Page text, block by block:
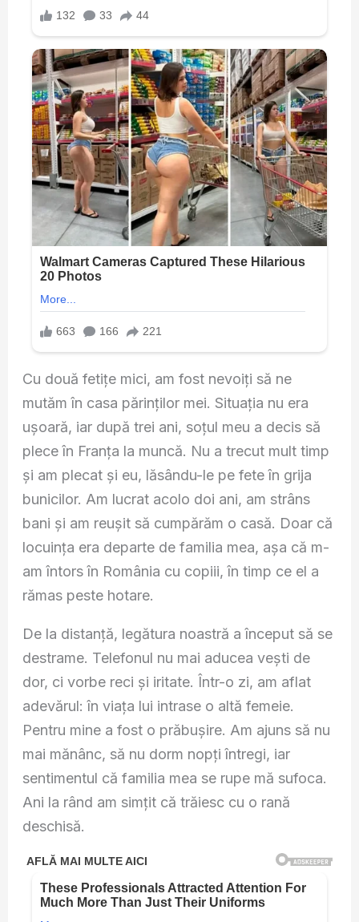
Cu două fetițe mici, am fost nevoiți să ne
mutăm în casa părinților mei. Situația nu era
ușoară, iar după trei ani, soțul meu a decis să
plece în Franța la muncă. Nu a trecut mult timp
și am plecat și eu, lăsându-le pe fete în grija
bunicilor. Am lucrat acolo doi ani, am strâns
bani și am reușit să cumpărăm o casă. Doar că
locuința era departe de familia mea, așa că m-
am întors în România cu copiii, în timp ce el a
rămas peste hotare.
De la distanță, legătura noastră a început să se
destrame. Telefonul nu mai aducea vești de
dor, ci vorbe reci și iritate. Într-o zi, am aflat
adevărul: în viața lui intrase o altă femeie.
Pentru mine a fost o prăbușire. Am ajuns să nu
mai mănânc, să nu dorm nopți întregi, iar
sentimentul că familia mea se rupe mă sufoca.
Ani la rând am simțit că trăiesc cu o rană
deschisă.